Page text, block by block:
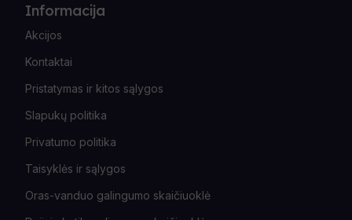
Informacija
Akcijos
Kontaktai
Pristatymas ir kitos sąlygos
Slapukų politika
Privatumo politika
Taisyklės ir sąlygos
Oras-vanduo galingumo skaičiuoklė